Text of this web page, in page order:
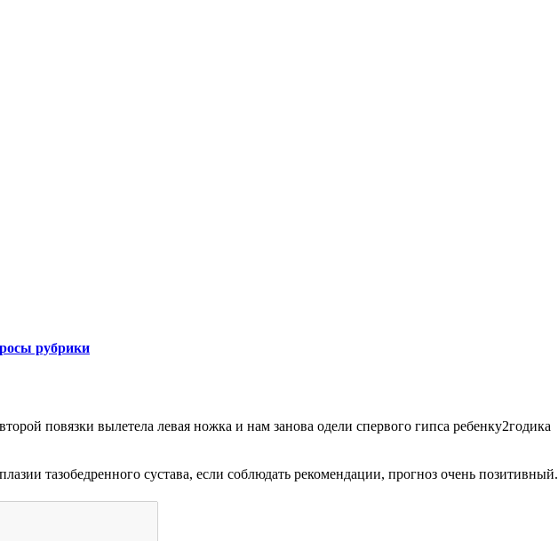
рубрики
повязки вылетела левая ножка и нам занова одели спервого гипса ребенку2годика
тазобедренного сустава, если соблюдать рекомендации, прогноз очень позитивный.